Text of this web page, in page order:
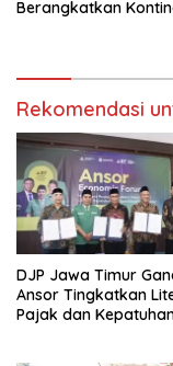
Berangkatkan
Rekomendasi
DJP Jawa Timur
Ansor Tingkatkan
Pajak dan